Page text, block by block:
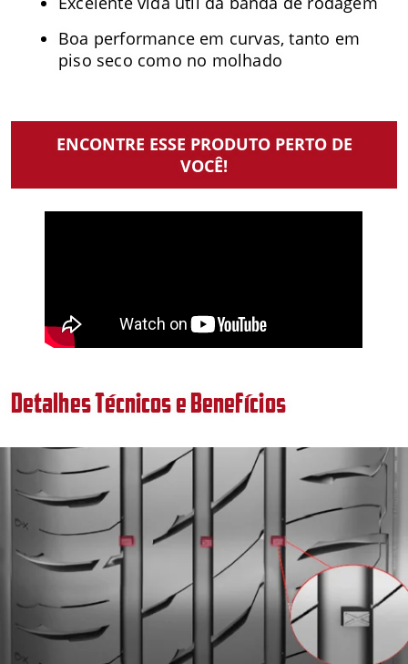
Boa performance em curvas, tanto em
piso seco como no molhado
ENCONTRE ESSE PRODUTO PERTO DE
VOCÊ!
Detalhes Técnicos e Benefícios